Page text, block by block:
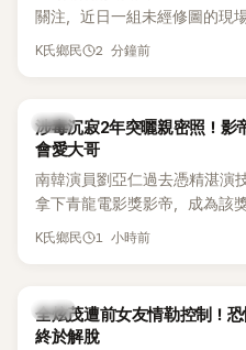
關注，近日一組未經修圖的現
烈討論，不少看過本人的網友
K氏鄉民 2 分鐘前
韓星
涉毒沉寂2年突曬親密照！影
會愛大哥
南韓演員劉亞仁過去憑精湛演
拿下青龍電影獎影帝，成為該
2023年爆出涉毒風波後，演藝
K氏鄉民 1 小時前
韓星
全炫茂遭前女友情勒控制！
終於解脫